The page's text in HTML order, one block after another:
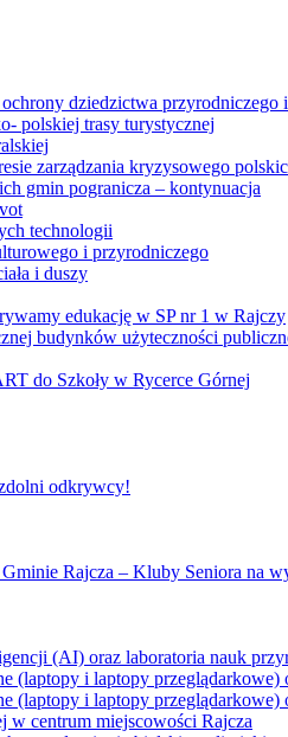
dziedzictwa
polskiej trasy turystycznej
zarządzania kryzysowego
gmin pogranicza – kontynuacja
technologii
i przyrodniczego
i duszy
edukację w SP nr 1 w Rajczy
budynków użyteczności
do Szkoły w Rycerce Górnej
odkrywcy!
Rajcza – Kluby Seniora na
(AI) oraz laboratoria nauk
(laptopy i laptopy
(laptopy i laptopy
w centrum miejscowości Rajcza